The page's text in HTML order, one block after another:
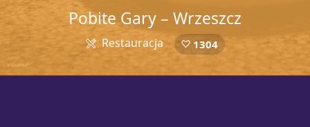
Pobite Gary – Wrzeszcz
5 Restauracja 1304